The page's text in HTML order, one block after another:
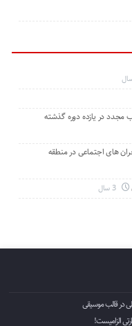
مجدد در یازده دوره گذشته
های اجتماعی در منطقه
3 سال
در قالب موسیقی
الزامیست!